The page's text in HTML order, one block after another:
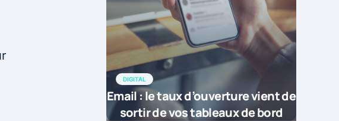
DIGITAL
Email : le taux d’ouverture vient de
sortir de vos tableaux de bord